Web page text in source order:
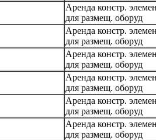
Аренда констр.
для размещ. оборуд
Аренда констр.
для размещ. оборуд
Аренда констр.
для размещ. оборуд
Аренда констр.
для размещ. оборуд
Аренда констр.
для размещ. оборуд
Аренда констр.
для размещ. оборуд